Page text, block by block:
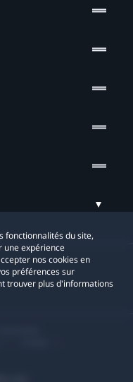
fonctionnalités du site,
une expérience
nos cookies en
préférences sur
trouver plus d'informations